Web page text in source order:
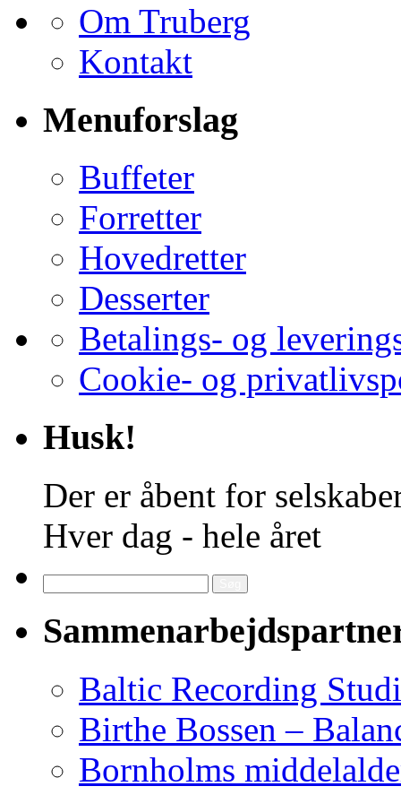
Om Truberg
Kontakt
Menuforslag
Buffeter
Forretter
Hovedretter
Desserter
Betalings- og
Cookie- og
Husk!
Der er åbent for
Hver dag - hele året
efter:
Baltic Recording
Birthe Bossen –
Bornholms